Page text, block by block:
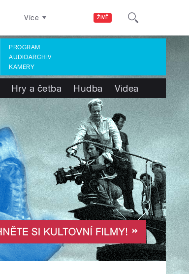
ŽIVĚ
Více
PROGRAM
AUDIOARCHIV
KAMERY
Hry a četba Hudba Videa